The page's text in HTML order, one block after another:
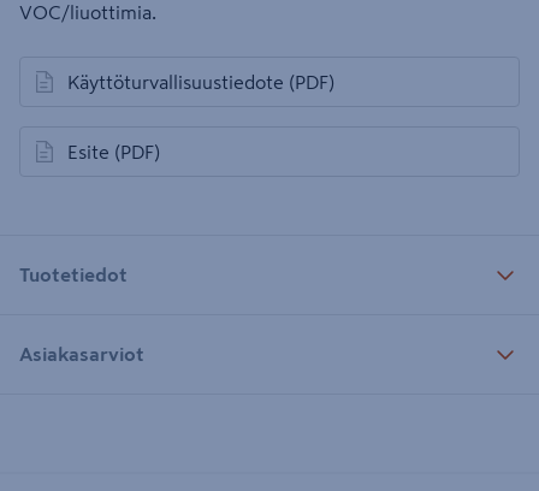
VOC/liuottimia.
Käyttöturvallisuustiedote (PDF)
avautuu uuteen välilehteen
Esite (PDF)
avautuu uuteen välilehteen
Tuotetiedot
Asiakasarviot